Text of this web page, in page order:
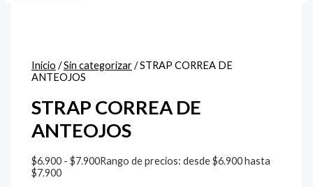
Inicio /Sin categorizar/ STRAP CORREA DE
ANTEOJOS
STRAP CORREA DE
ANTEOJOS
$6.900 - $7.900Rango de precios: desde $6.900 hasta
$7.900